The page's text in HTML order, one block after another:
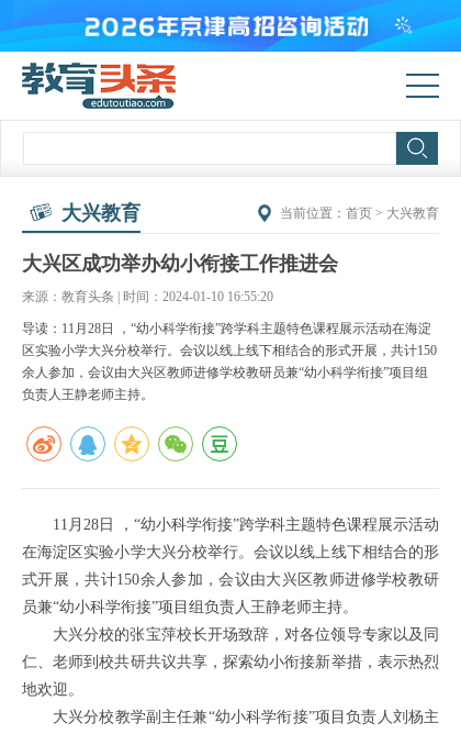
大兴教育 当前位置： 首页 > 大兴教育
大兴区成功举办幼小衔接工作推进会
来源：教育头条 | 时间：2024-01-10 16:55:20
导读：11月28日 ，“幼小科学衔接”跨学科主题特色课程展示活动在海淀
区实验小学大兴分校举行。会议以线上线下相结合的形式开展，共计150
余人参加，会议由大兴区教师进修学校教研员兼“幼小科学衔接”项目组
负责人王静老师主持。
11月28日 ，“幼小科学衔接”跨学科主题特色课程展示活动
在海淀区实验小学大兴分校举行。会议以线上线下相结合的形
式开展，共计150余人参加，会议由大兴区教师进修学校教研
员兼“幼小科学衔接”项目组负责人王静老师主持。
大兴分校的张宝萍校长开场致辞，对各位领导专家以及同
仁、老师到校共研共议共享，探索幼小衔接新举措，表示热烈
地欢迎。
大兴分校教学副主任兼“幼小科学衔接”项目负责人刘杨主